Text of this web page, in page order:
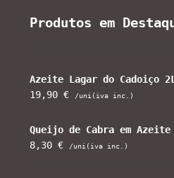
Produtos em
Azeite Lagar do Cadoiço 2L
19,90€ /uni(iva inc.)
Queijo de Cabra em Azeite
8,30€ /uni(iva inc.)